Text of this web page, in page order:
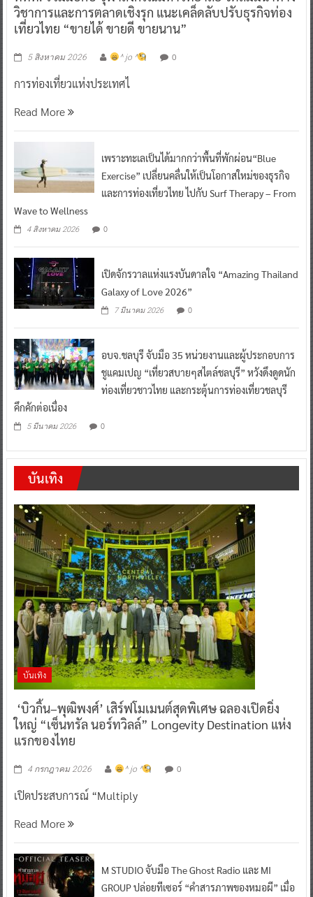
วิชาการและการตลาดเชิงรุก แนะเคล็ดลับปรับธุรกิจท่อง
เที่ยวไทย “ขายได้ ขายดี ขายนาน”
5 สิงหาคม 2026 ^ jo ^ 0
การท่องเที่ยวแห่งประเทศไ
Read More
เพราะทะเลเป็นได้มากกว่าพื้นที่พักผ่อน“Blue
Exercise” เปลี่ยนคลื่นให้เป็นโอกาสใหม่ของธุรกิจ
และการท่องเที่ยวไทย ไปกับ Surf Therapy – From
Wave to Wellness
4 สิงหาคม 2026 0
เปิดจักรวาลแห่งแรงบันดาลใจ “Amazing Thailand
Galaxy of Love 2026”
7 มีนาคม 2026 0
อบจ.ชลบุรี จับมือ 35 หน่วยงานและผู้ประกอบการ
ชูแคมเปญ “เที่ยวสบายๆสไตล์ชลบุรี” หวังดึงดูดนัก
ท่องเที่ยวชาวไทย และกระตุ้นการท่องเที่ยวชลบุรี
คึกคักต่อเนื่อง
5 มีนาคม 2026 0
บันเทิง
บันเทิง
‘บิวกิ้น–พุฒิพงศ์’ เสิร์ฟโมเมนต์สุดพิเศษ ฉลองเปิดยิ่ง
ใหญ่ “เซ็นทรัล นอร์ทวิลล์” Longevity Destination แห่ง
แรกของไทย
4 กรกฎาคม 2026 ^ jo ^ 0
เปิดประสบการณ์ “Multiply
Read More
M STUDIO จับมือ The Ghost Radio และ MI
GROUP ปล่อยทีเซอร์ “คำสารภาพของหมอผี” เมื่อ